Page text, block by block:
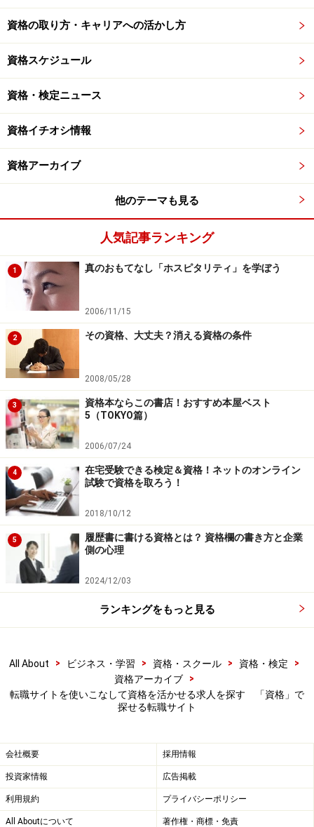
資格の取り方・キャリアへの活かし方
資格スケジュール
資格・検定ニュース
資格イチオシ情報
資格アーカイブ
他のテーマも見る
人気記事ランキング
1 真のおもてなし「ホスピタリティ」を学ぼう
2006/11/15
2 その資格、大丈夫？消える資格の条件
2008/05/28
3
資格本ならこの書店！おすすめ本屋ベスト
5（TOKYO篇）
2006/07/24
4
在宅受験できる検定＆資格！ネットのオンライン
試験で資格を取ろう！
2018/10/12
5
履歴書に書ける資格とは？ 資格欄の書き方と企業
側の心理
2024/12/03
ランキングをもっと見る
All About > ビジネス・学習 > 資格・スクール > 資格・検定
>
資格アーカイブ
>
転職サイトを使いこなして資格を活かせる求人を探す 「資格」で
探せる転職サイト
会社概要 採用情報
投資家情報 広告掲載
利用規約 プライバシーポリシー
All Aboutについて 著作権・商標・免責